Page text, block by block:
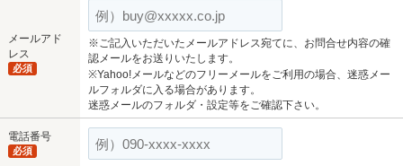
メールアド
レス
必須
※ご記入いただいたメールアドレス宛てに、お問合せ内容の確
認メールをお送りいたします。
※Yahoo!メールなどのフリーメールをご利用の場合、迷惑メー
ルフォルダに入る場合があります。
迷惑メールのフォルダ・設定等をご確認下さい。
電話番号
必須